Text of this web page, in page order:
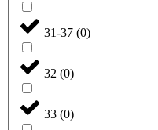
31-37 (0)
32 (0)
33 (0)